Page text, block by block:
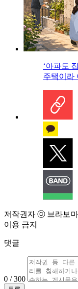
‘아파도
주택이라
저작권자 ⓒ 브라보
이용 금지
댓글
0 / 300